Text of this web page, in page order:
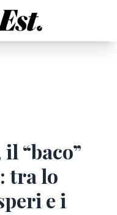
“baco”
tra lo
e i